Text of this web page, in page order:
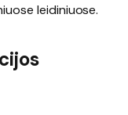
leidiniuose.